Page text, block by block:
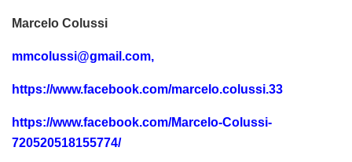
Marcelo Colussi
mmcolussi@gmail.com,
https://www.facebook.com/marcelo.colussi.33
https://www.facebook.com/Marcelo-Colussi-
720520518155774/